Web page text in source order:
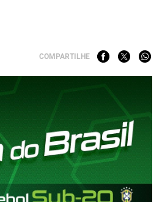
COMPARTILHE